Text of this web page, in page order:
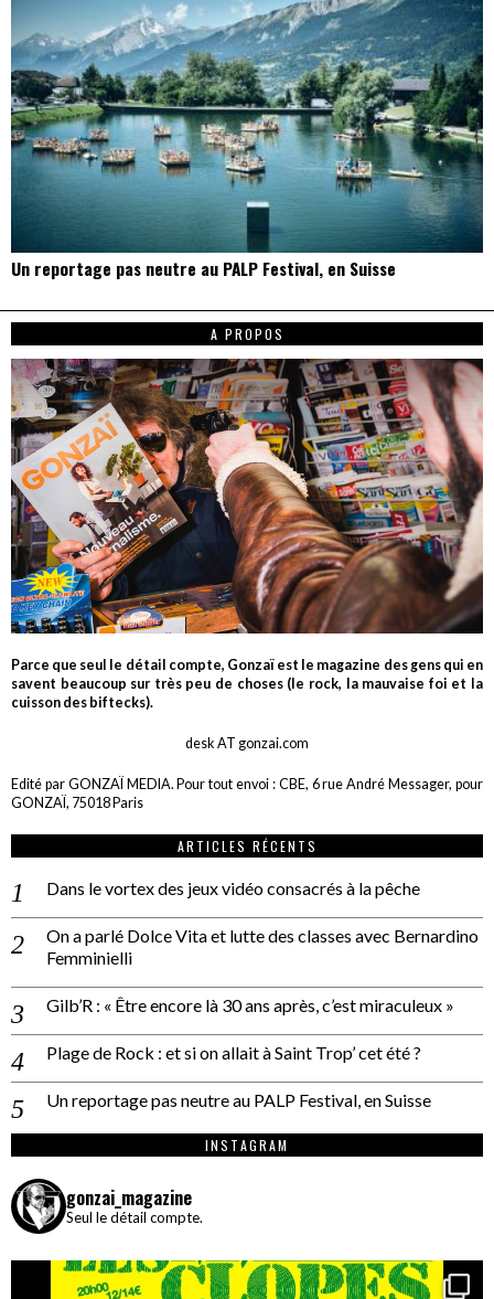
Un reportage pas neutre au PALP Festival, en Suisse
A PROPOS
Parce que seul le détail compte, Gonzaï est le magazine des gens qui en
savent beaucoup sur très peu de choses (le rock, la mauvaise foi et la
cuisson des biftecks).
desk AT gonzai.com
Edité par GONZAÏ MEDIA. Pour tout envoi : CBE, 6 rue André Messager, pour
GONZAÏ, 75018 Paris
ARTICLES RÉCENTS
Dans le vortex des jeux vidéo consacrés à la pêche
On a parlé Dolce Vita et lutte des classes avec Bernardino
Femminielli
Gilb’R : « Être encore là 30 ans après, c’est miraculeux »
Plage de Rock : et si on allait à Saint Trop’ cet été ?
Un reportage pas neutre au PALP Festival, en Suisse
INSTAGRAM
gonzai_magazine
Seul le détail compte.